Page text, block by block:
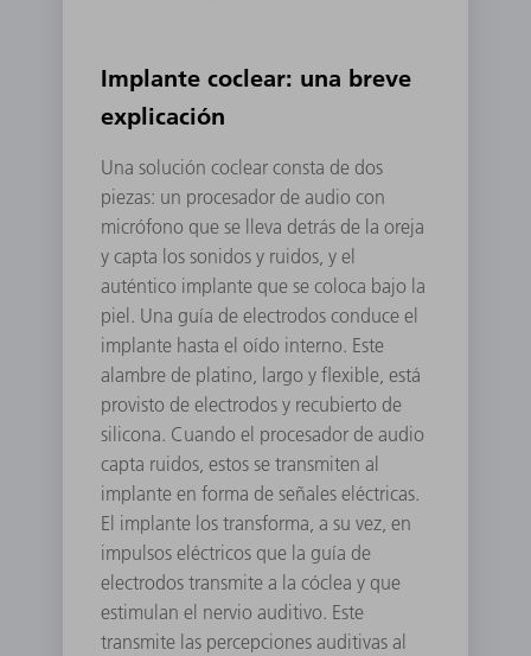
Implante coclear: una breve
explicación
Una solución coclear consta de dos
piezas: un procesador de audio con
micrófono que se lleva detrás de la oreja
y capta los sonidos y ruidos, y el
auténtico implante que se coloca bajo la
piel. Una guía de electrodos conduce el
implante hasta el oído interno. Este
alambre de platino, largo y flexible, está
provisto de electrodos y recubierto de
silicona. Cuando el procesador de audio
capta ruidos, estos se transmiten al
implante en forma de señales eléctricas.
El implante los transforma, a su vez, en
impulsos eléctricos que la guía de
electrodos transmite a la cóclea y que
estimulan el nervio auditivo. Este
transmite las percepciones auditivas al